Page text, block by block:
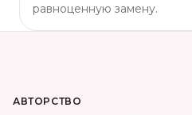
равноценную замену.
АВТОРСТВО